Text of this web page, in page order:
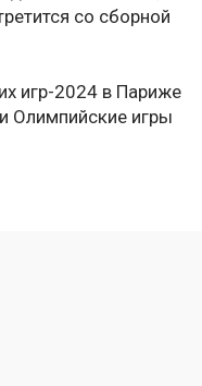
со сборной
игр-2024 в Париже
Олимпийские игры